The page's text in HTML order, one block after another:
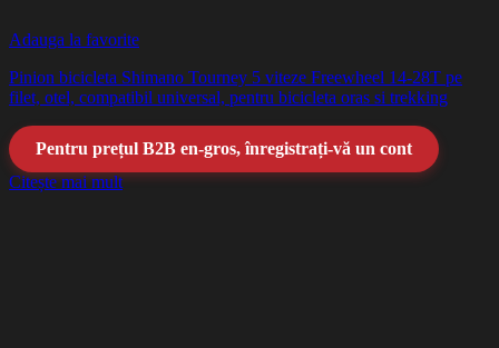
Adauga la favorite
Pinion bicicleta Shimano Tourney 5 viteze Freewheel 14-28T pe
filet, otel, compatibil universal, pentru bicicleta oras si trekking
Pentru prețul B2B en-gros, înregistrați-vă un cont
Citește mai mult